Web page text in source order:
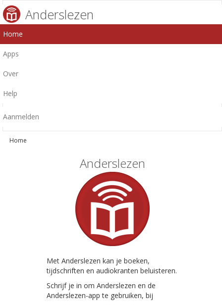
Anderslezen
Home
Apps
Over
Help
Aanmelden
Home
Anderslezen
Met Anderslezen kan je boeken,
tijdschriften en audiokranten beluisteren.
Schrijf je in om Anderslezen en de
Anderslezen-app te gebruiken, bij